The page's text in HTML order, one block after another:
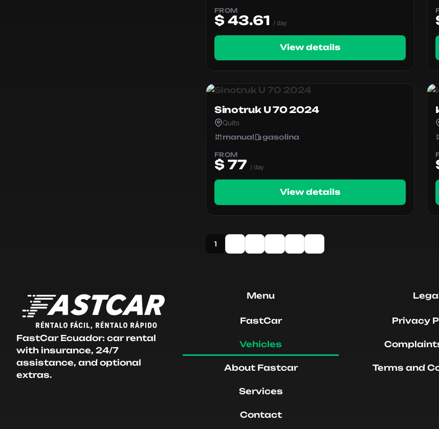
FROM
$ 43.61 / day
View details
Sinotruk U 70 2024
Quito
manual gasolina
FROM
$ 77 / day
View details
1
FastCar Ecuador: car rental
with insurance, 24/7
assistance, and optional
extras.
Menu
FastCar
Vehicles
About Fastcar
Services
Contact
Privacy
Terms and